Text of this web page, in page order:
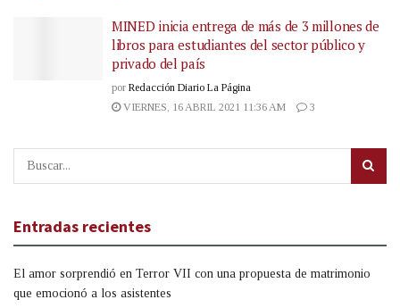
MINED inicia entrega de más de 3 millones de
libros para estudiantes del sector público y
privado del país
por Redacción Diario La Página
VIERNES, 16 ABRIL 2021 11:36 AM
3
Entradas recientes
El amor sorprendió en Terror VII con una propuesta de matrimonio
que emocionó a los asistentes